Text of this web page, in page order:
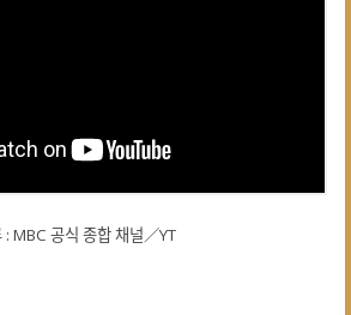
MBC 공식 종합 채널／YT